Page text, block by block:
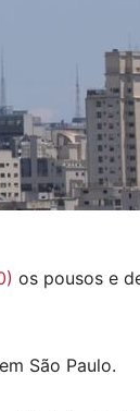
os pousos e
São Paulo.